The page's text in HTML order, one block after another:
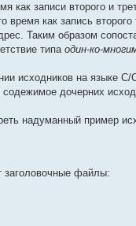
как записи второго и
время как запись
Таким образом
типа один-ко-
исходников на языке
дочерних
надуманный пример
заголовочные файлы: